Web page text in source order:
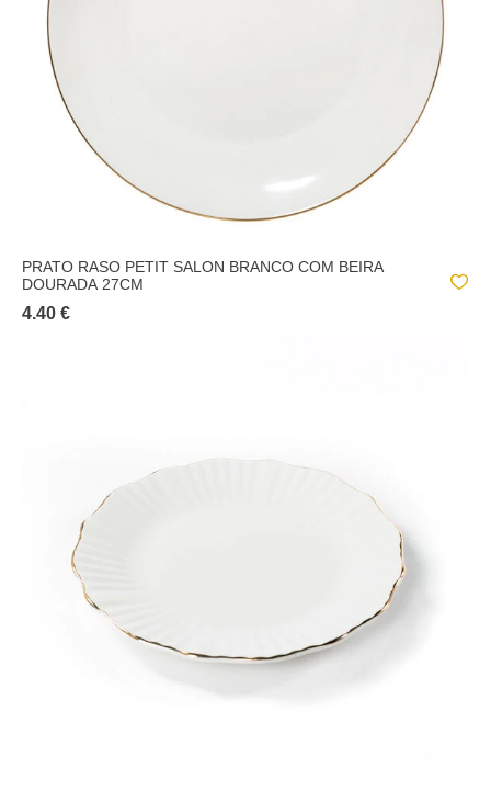
PRATO RASO PETIT SALON BRANCO COM BEIRA
DOURADA 27CM
4.40 €